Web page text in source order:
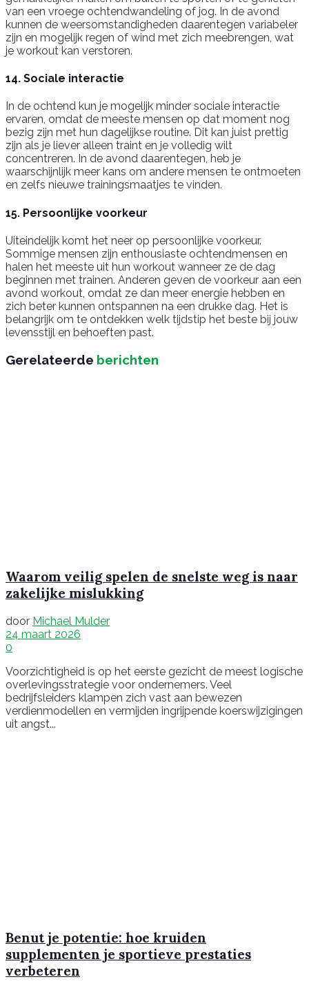
van een vroege ochtendwandeling of jog. In de avond
kunnen de weersomstandigheden daarentegen variabeler
zijn en mogelijk regen of wind met zich meebrengen, wat
je workout kan verstoren.
14. Sociale interactie
In de ochtend kun je mogelijk minder sociale interactie
ervaren, omdat de meeste mensen op dat moment nog
bezig zijn met hun dagelijkse routine. Dit kan juist prettig
zijn als je liever alleen traint en je volledig wilt
concentreren. In de avond daarentegen, heb je
waarschijnlijk meer kans om andere mensen te ontmoeten
en zelfs nieuwe trainingsmaatjes te vinden.
15. Persoonlijke voorkeur
Uiteindelijk komt het neer op persoonlijke voorkeur.
Sommige mensen zijn enthousiaste ochtendmensen en
halen het meeste uit hun workout wanneer ze de dag
beginnen met trainen. Anderen geven de voorkeur aan een
avond workout, omdat ze dan meer energie hebben en
zich beter kunnen ontspannen na een drukke dag. Het is
belangrijk om te ontdekken welk tijdstip het beste bij jouw
levensstijl en behoeften past.
Gerelateerde berichten
Waarom veilig spelen de snelste weg is naar
zakelijke mislukking
door Michael Mulder
24 maart 2026
0
Voorzichtigheid is op het eerste gezicht de meest logische
overlevingsstrategie voor ondernemers. Veel
bedrijfsleiders klampen zich vast aan bewezen
verdienmodellen en vermijden ingrijpende koerswijzigingen
uit angst...
Benut je potentie: hoe kruiden
supplementen je sportieve prestaties
verbeteren